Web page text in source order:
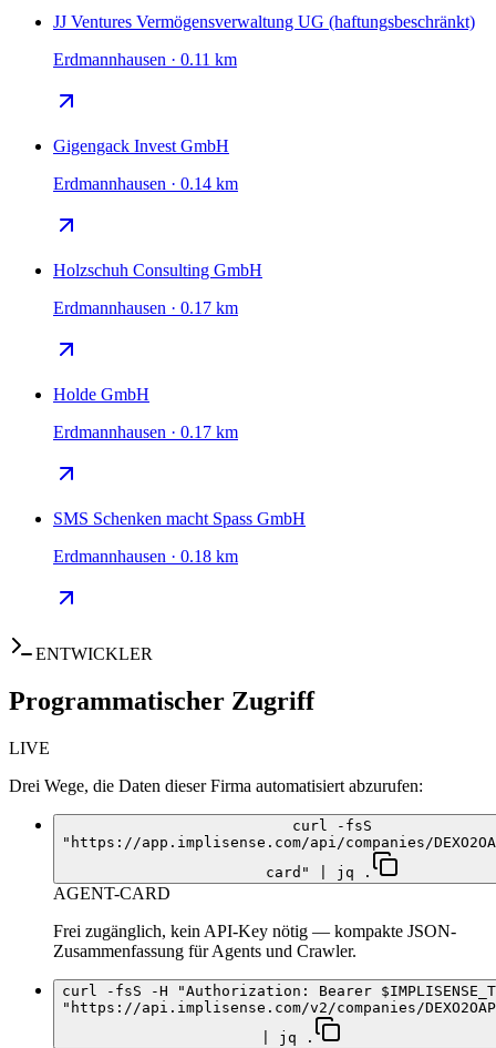
JJ Ventures Vermögensverwaltung UG (haftungsbeschränkt)
Erdmannhausen · 0.11 km
Gigengack Invest GmbH
Erdmannhausen · 0.14 km
Holzschuh Consulting GmbH
Erdmannhausen · 0.17 km
Holde GmbH
Erdmannhausen · 0.17 km
SMS Schenken macht Spass GmbH
Erdmannhausen · 0.18 km
ENTWICKLER
Programmatischer Zugriff
LIVE
Drei Wege, die Daten dieser Firma automatisiert abzurufen:
curl -fsS
"https://app.implisense.com/api/companies/
card" | jq .
AGENT-CARD
Frei zugänglich, kein API-Key nötig — kompakte JSON-
Zusammenfassung für Agents und Crawler.
curl -fsS -H "Authorization: Bearer
"https://api.implisense.com/v2/companies/
| jq .